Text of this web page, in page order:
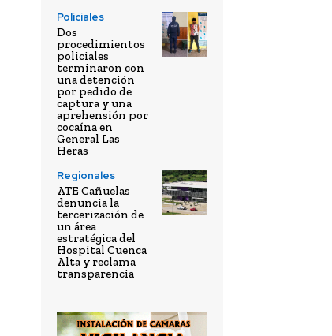
Policiales
Dos
procedimientos
policiales
terminaron con
una detención
por pedido de
captura y una
aprehensión por
cocaína en
General Las
Heras
Regionales
ATE Cañuelas
denuncia la
tercerización de
un área
estratégica del
Hospital Cuenca
Alta y reclama
transparencia